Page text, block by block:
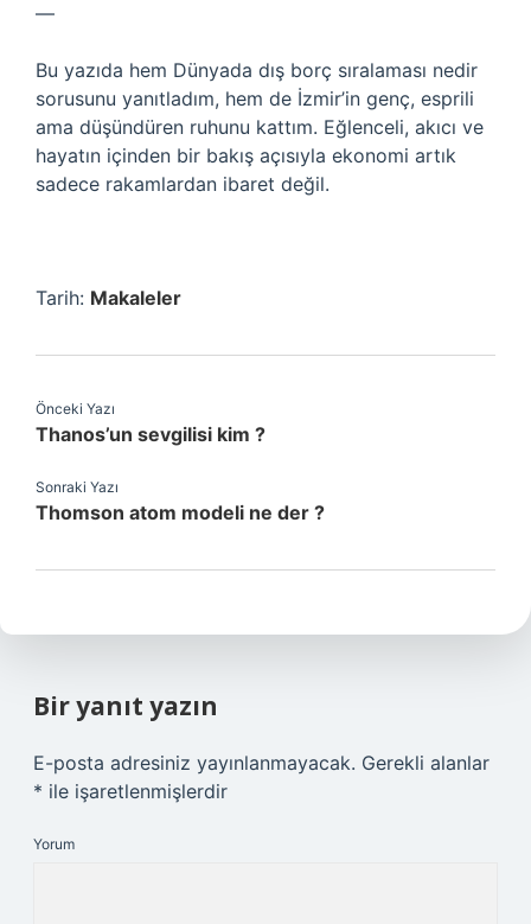
—
Bu yazıda hem Dünyada dış borç sıralaması nedir
sorusunu yanıtladım, hem de İzmir’in genç, esprili
ama düşündüren ruhunu kattım. Eğlenceli, akıcı ve
hayatın içinden bir bakış açısıyla ekonomi artık
sadece rakamlardan ibaret değil.
Tarih: Makaleler
Önceki Yazı
Thanos’un sevgilisi kim ?
Sonraki Yazı
Thomson atom modeli ne der ?
Bir yanıt yazın
E-posta adresiniz yayınlanmayacak. Gerekli alanlar
* ile işaretlenmişlerdir
Yorum